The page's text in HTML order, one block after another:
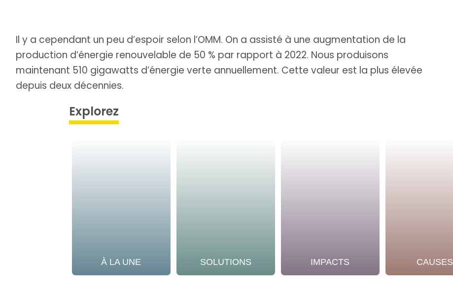
Il y a cependant un peu d’espoir selon l’OMM. On a assisté à une augmentation de la
production d’énergie renouvelable de 50 % par rapport à 2022. Nous produisons
maintenant 510 gigawatts d’énergie verte annuellement. Cette valeur est la plus élevée
depuis deux décennies.
Explorez
À LA UNE SOLUTIONS IMPACTS CAUSES